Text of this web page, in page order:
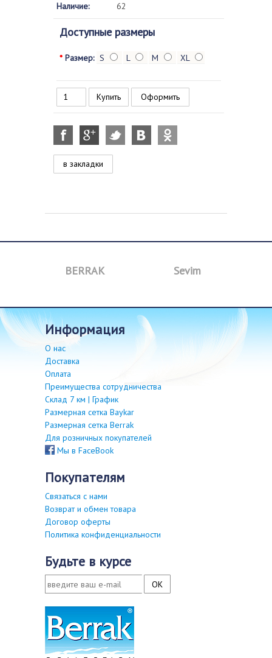
Наличие:
62
Доступные размеры
* Размер: S L M XL
Оформить
в закладки
BERRAK Sevim
информация
О нас
Доставка
Оплата
Преимущества сотрудничества
Склад 7 км | График
Размерная сетка Baykar
Размерная сетка Berrak
Для розничных покупателей
Мы в FaceBook
покупателям
Связаться с нами
Возврат и обмен товара
Договор оферты
Политика конфиденциальности
будьте в курсе